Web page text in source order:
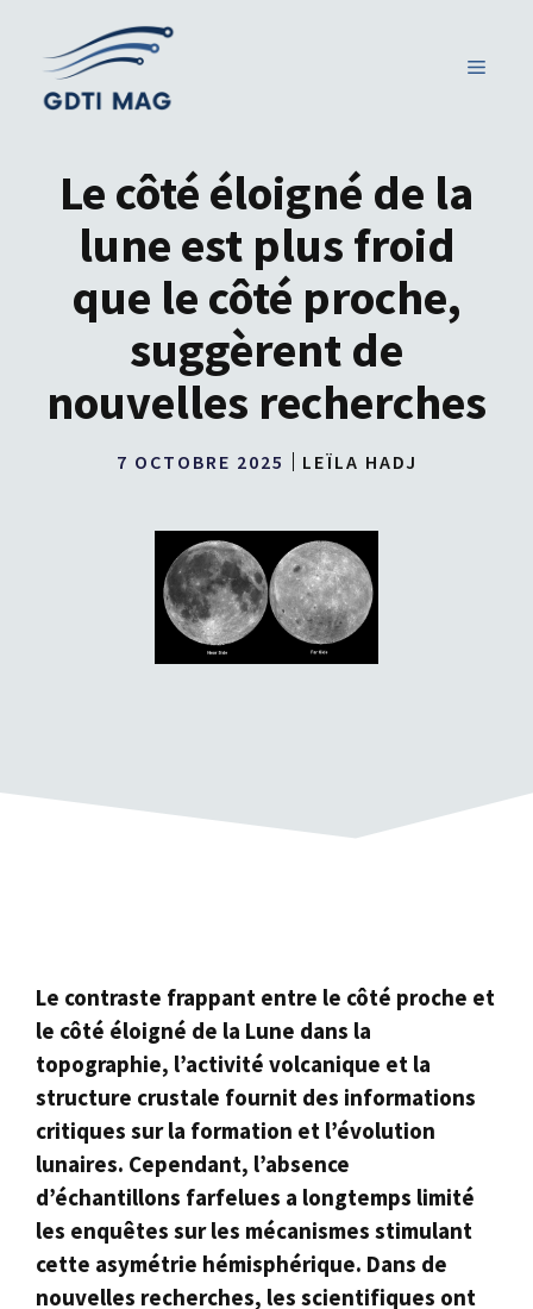
contenu
MENU
Le côté éloigné de la
lune est plus froid
que le côté proche,
suggèrent de
nouvelles recherches
7 OCTOBRE 2025 LEÏLA HADJ
Le contraste frappant entre le côté proche et
le côté éloigné de la Lune dans la
topographie, l’activité volcanique et la
structure crustale fournit des informations
critiques sur la formation et l’évolution
lunaires. Cependant, l’absence
d’échantillons farfelues a longtemps limité
les enquêtes sur les mécanismes stimulant
cette asymétrie hémisphérique. Dans de
nouvelles recherches, les scientifiques ont